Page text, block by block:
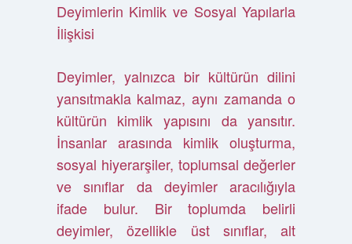
Deyimlerin Kimlik ve Sosyal Yapılarla
İlişkisi
Deyimler, yalnızca bir kültürün dilini
yansıtmakla kalmaz, aynı zamanda o
kültürün kimlik yapısını da yansıtır.
İnsanlar arasında kimlik oluşturma,
sosyal hiyerarşiler, toplumsal değerler
ve sınıflar da deyimler aracılığıyla
ifade bulur. Bir toplumda belirli
deyimler, özellikle üst sınıflar, alt